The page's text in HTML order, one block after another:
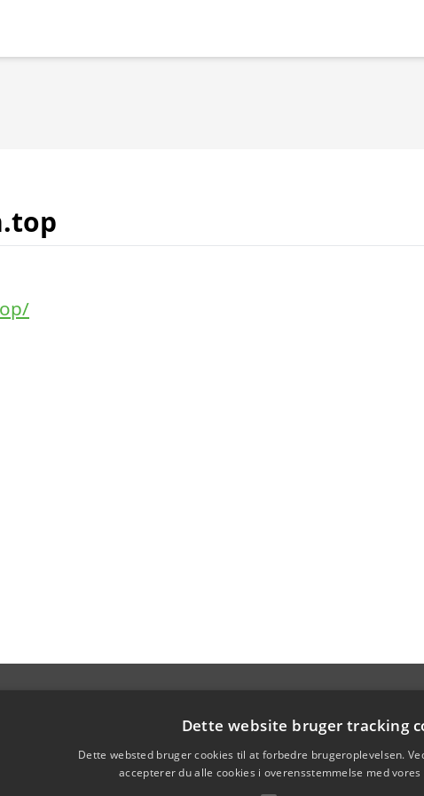
Dette website bruger tracking
Dette websted bruger cookies til at forbedre brugeroplevelsen.
accepterer du alle cookies i overensstemmelse med